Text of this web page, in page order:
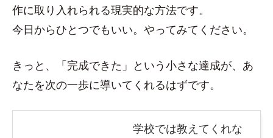
作に取り入れられる現実的な方法です。
今日からひとつでもいい。やってみてください。
きっと、「完成できた」という小さな達成が、あ
なたを次の一歩に導いてくれるはずです。
学校では教えてくれな